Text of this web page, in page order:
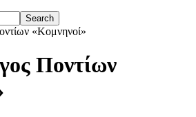
«Κομνηνοί»
Ποντίων